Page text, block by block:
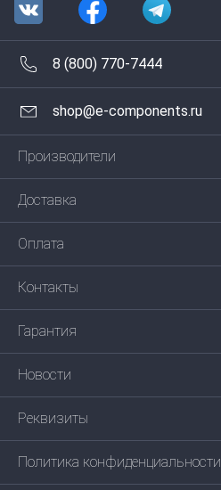
8 (800) 770-7444
shop@e-components.ru
Производители
Доставка
Оплата
Контакты
Гарантия
Новости
Реквизиты
Политика конфиденциальности